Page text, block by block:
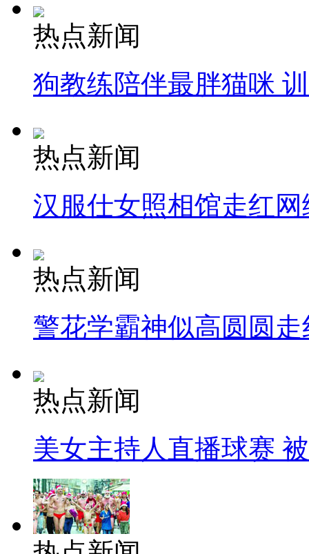
热点新闻
狗教练陪伴最胖猫咪
热点新闻
汉服仕女照相馆走红网
热点新闻
警花学霸神似高圆圆走
热点新闻
美女主持人直播球赛